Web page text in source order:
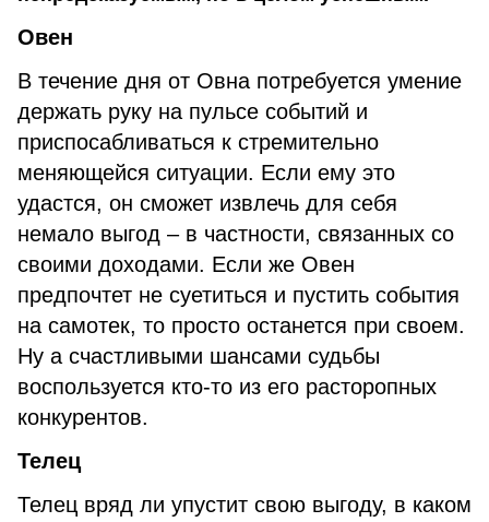
Овен
В течение дня от Овна потребуется умение
держать руку на пульсе событий и
приспосабливаться к стремительно
меняющейся ситуации. Если ему это
удастся, он сможет извлечь для себя
немало выгод – в частности, связанных со
своими доходами. Если же Овен
предпочтет не суетиться и пустить события
на самотек, то просто останется при своем.
Ну а счастливыми шансами судьбы
воспользуется кто-то из его расторопных
конкурентов.
Телец
Телец вряд ли упустит свою выгоду, в каком